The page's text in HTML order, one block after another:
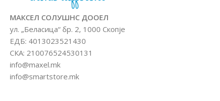
МАКСЕЛ СОЛУШНС ДООЕЛ
ул. „Беласица“ бр. 2, 1000 Скопје
ЕДБ: 4013023521430
СКА: 210076524530131
info@maxel.mk
info@smartstore.mk